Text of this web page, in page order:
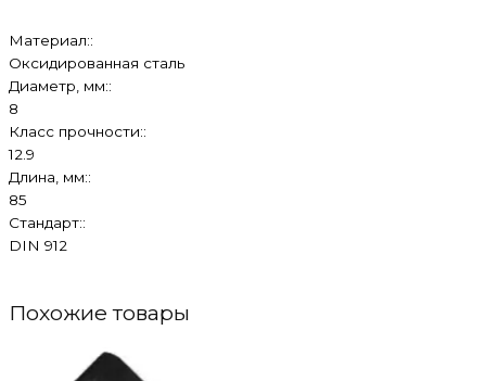
Материал::
Оксидированная сталь
Диаметр, мм::
8
Класс прочности::
12.9
Длина, мм::
85
Стандарт::
DIN 912
Похожие товары